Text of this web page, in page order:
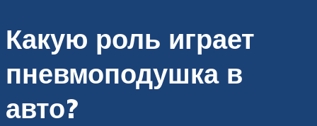
Какую роль играет
пневмоподушка в
авто?